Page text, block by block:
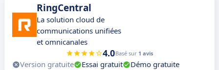
RingCentral
La solution cloud de
communications unifiées
et omnicanales
4.0Basé sur 1 avis
Version gratuite Essai gratuit
Démo gratuite